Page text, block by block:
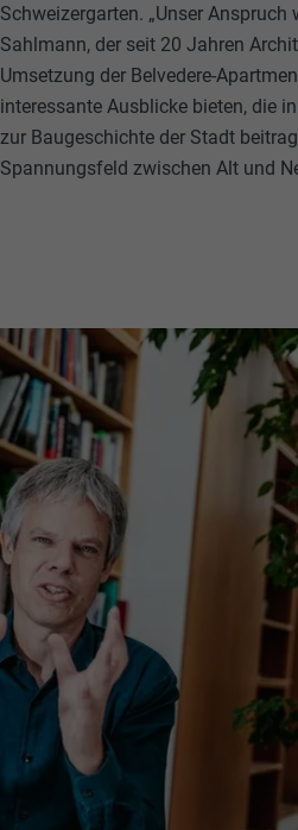
Schweizergarten. „Unser
Sahlmann, der seit 20 Jahren
Umsetzung der Belvedere-
interessante Ausblicke bieten, die
zur Baugeschichte der Stadt
Spannungsfeld zwischen Alt und